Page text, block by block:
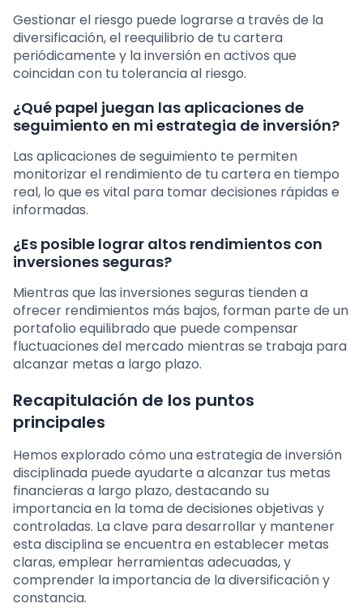
Gestionar el riesgo puede lograrse a través de la
diversificación, el reequilibrio de tu cartera
periódicamente y la inversión en activos que
coincidan con tu tolerancia al riesgo.
¿Qué papel juegan las aplicaciones de
seguimiento en mi estrategia de inversión?
Las aplicaciones de seguimiento te permiten
monitorizar el rendimiento de tu cartera en tiempo
real, lo que es vital para tomar decisiones rápidas e
informadas.
¿Es posible lograr altos rendimientos con
inversiones seguras?
Mientras que las inversiones seguras tienden a
ofrecer rendimientos más bajos, forman parte de un
portafolio equilibrado que puede compensar
fluctuaciones del mercado mientras se trabaja para
alcanzar metas a largo plazo.
Recapitulación de los puntos
principales
Hemos explorado cómo una estrategia de inversión
disciplinada puede ayudarte a alcanzar tus metas
financieras a largo plazo, destacando su
importancia en la toma de decisiones objetivas y
controladas. La clave para desarrollar y mantener
esta disciplina se encuentra en establecer metas
claras, emplear herramientas adecuadas, y
comprender la importancia de la diversificación y
constancia.